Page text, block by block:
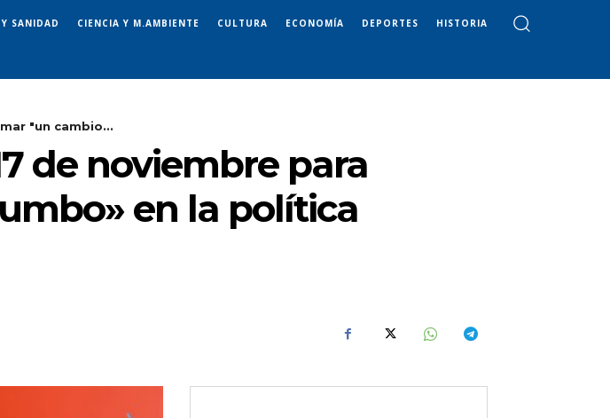
SANIDAD CIENCIA Y M.AMBIENTE CULTURA ECONOMÍA DEPORTES HISTORIA
"un cambio...
de noviembre para
en la política